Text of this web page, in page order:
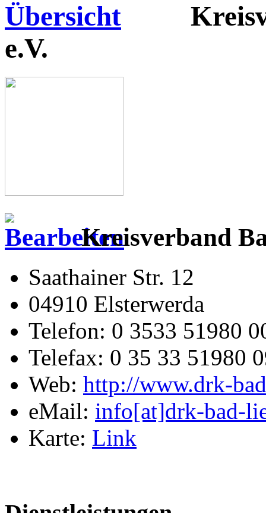
e.V.
Kreisverband
Saathainer Str. 12
04910 Elsterwerda
Telefon: 0 3533 51980
Telefax: 0 35 33 51980
Web: http://www.drk-
eMail: info[at]drk-bad-
Karte: Link